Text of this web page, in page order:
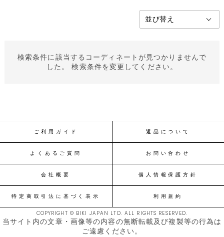
検索条件に該当するコーディネートが見つかりませんで
した。 検索条件を変更してください。
ご利用ガイド 返品について
よくあるご質問 お問い合わせ
会社概要 個人情報保護方針
特定商取引法に基づく表示 利用規約
COPYRIGHT © BIKI JAPAN LTD. ALL RIGHTS RESERVED.
当サイト内の文章・画像等の内容の無断転載及び複製等の行為は
ご遠慮ください。